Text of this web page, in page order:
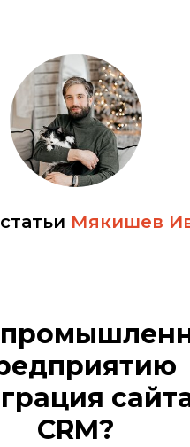
Мякишев
CRM?